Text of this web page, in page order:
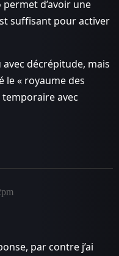
d’avoir une
suffisant pour activer
avec décrépitude, mais
le « royaume des
avec
par contre j’ai